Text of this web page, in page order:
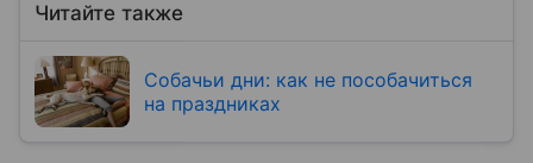
Читайте также
Собачьи дни: как не пособачиться
на праздниках